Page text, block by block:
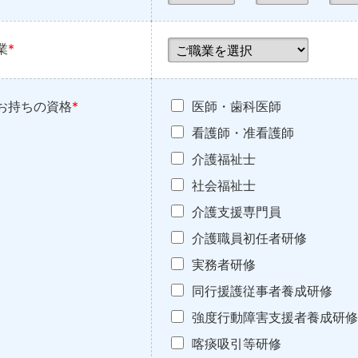
*
持ちの資格*
医師・歯科医師
看護師・准看護師
介護福祉士
社会福祉士
介護支援専門員
介護職員初任者研修
実務者研修
同行援護従事者養成研修
強度行動障害支援者養成研修
喀痰吸引等研修